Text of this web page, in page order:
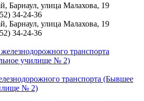
Барнаул, улица Малахова, 19
34-24-36
Барнаул, улица Малахова, 19
34-24-36
транспорта (Бывшее
№ 2)